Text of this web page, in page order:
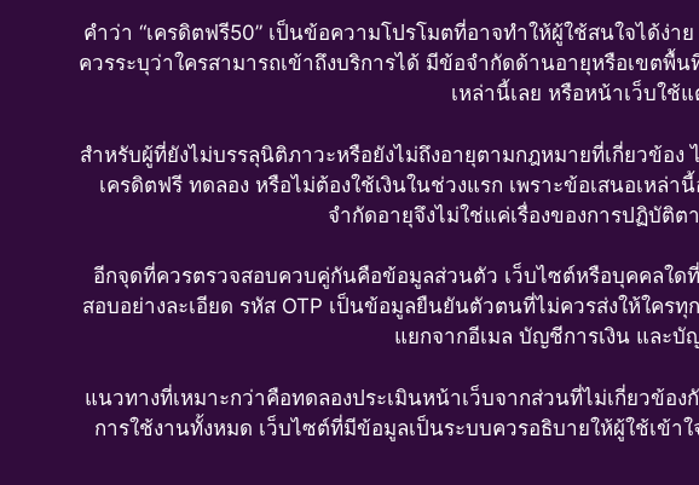
คำว่า “เครดิตฟรี50” เป็นข้อความโปรโมตที่อาจทำให้ผู้ใช้สนใจได้
ควรระบุว่าใครสามารถเข้าถึงบริการได้ มีข้อจำกัดด้านอายุหรือเขต
เหล่านี้เลย หรือหน้าเว็บใช้
สำหรับผู้ที่ยังไม่บรรลุนิติภาวะหรือยังไม่ถึงอายุตามกฎหมายที่เกี่ยวข้อง
เครดิตฟรี ทดลอง หรือไม่ต้องใช้เงินในช่วงแรก เพราะข้อเสนอเห
จำกัดอายุจึงไม่ใช่แค่เรื่องของการปฏิบัติต
อีกจุดที่ควรตรวจสอบควบคู่กันคือข้อมูลส่วนตัว เว็บไซต์หรือบุคคลใ
สอบอย่างละเอียด รหัส OTP เป็นข้อมูลยืนยันตัวตนที่ไม่ควรส่งให้ใค
แยกจากอีเมล บัญชีการเงิน และ
แนวทางที่เหมาะกว่าคือทดลองประเมินหน้าเว็บจากส่วนที่ไม่เกี่ยวข้
การใช้งานทั้งหมด เว็บไซต์ที่มีข้อมูลเป็นระบบควรอธิบายให้ผู้ใช้เข้